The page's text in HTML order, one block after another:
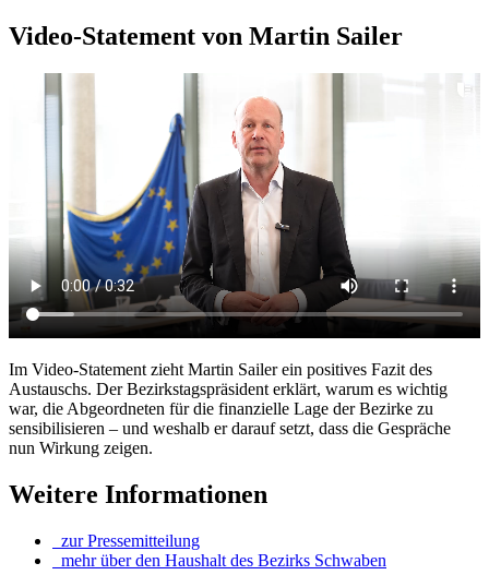
Video-Statement von Martin Sailer
Im Video-Statement zieht Martin Sailer ein positives Fazit des
Austauschs. Der Bezirkstagspräsident erklärt, warum es wichtig
war, die Abgeordneten für die finanzielle Lage der Bezirke zu
sensibilisieren – und weshalb er darauf setzt, dass die Gespräche
nun Wirkung zeigen.
Weitere Informationen
zur Pressemitteilung
mehr über den Haushalt des Bezirks Schwaben